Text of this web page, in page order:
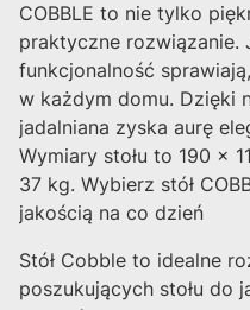
COBBLE to nie tylko
praktyczne rozwiązanie.
funkcjonalność
w każdym domu. Dzięki
jadalniana zyska aurę
Wymiary stołu to 190 x
37 kg. Wybierz stół
jakością na co dzień
Stół Cobble to idealne
poszukujących stołu do